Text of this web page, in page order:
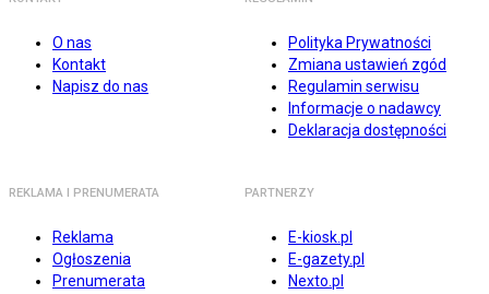
O nas
Kontakt
Napisz do nas
Polityka Prywatności
Zmiana ustawień zgód
Regulamin serwisu
Informacje o nadawcy
Deklaracja dostępności
REKLAMA I PRENUMERATA
Reklama
Ogłoszenia
Prenumerata
PARTNERZY
E-kiosk.pl
E-gazety.pl
Nexto.pl